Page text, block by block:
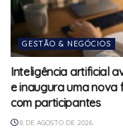
GESTÃO & NEGÓCIOS
Inteligência artificial
e inaugura uma nova
com participantes
8 DE AGOSTO DE 2026